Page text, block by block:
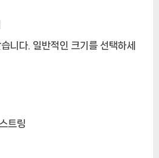
니다. 일반적인 크기를 선택하세
트링